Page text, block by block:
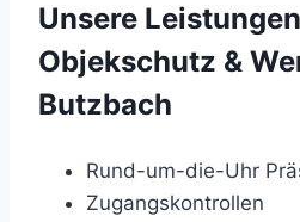
Unsere
Objekschutz &
Butzbach
Rund-um-die-Uhr
Zugangskontrollen